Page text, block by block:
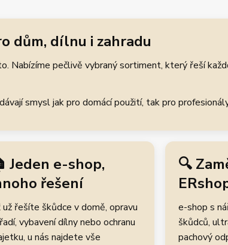
dům, dílnu i zahradu
Nabízíme pečlivě vybraný sortiment, který řeší
smysl jak pro domácí použití, tak pro
Jeden e-shop,
řešení
řešíte škůdce v domě, opravu
vybavení dílny nebo ochranu
u nás najdete vše
🔍
e-shop s
škůdců,
pachový